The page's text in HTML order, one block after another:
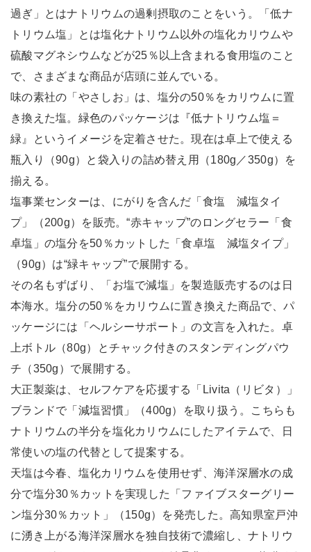
過ぎ」とはナトリウムの過剰摂取のことをいう。「低ナ
トリウム塩」とは塩化ナトリウム以外の塩化カリウムや
硫酸マグネシウムなどが25％以上含まれる食用塩のこと
で、さまざまな商品が店頭に並んでいる。
味の素社の「やさしお」は、塩分の50％をカリウムに置
き換えた塩。緑色のパッケージは『低ナトリウム塩＝
緑』というイメージを定着させた。現在は卓上で使える
瓶入り（90g）と袋入りの詰め替え用（180g／350g）を
揃える。
塩事業センターは、にがりを含んだ「食塩 減塩タイ
プ」（200g）を販売。“赤キャップ”のロングセラー「食
卓塩」の塩分を50％カットした「食卓塩 減塩タイプ」
（90g）は“緑キャップ”で展開する。
その名もずばり、「お塩で減塩」を製造販売するのは日
本海水。塩分の50％をカリウムに置き換えた商品で、パ
ッケージには「ヘルシーサポート」の文言を入れた。卓
上ボトル（80g）とチャック付きのスタンディングパウ
チ（350g）で展開する。
大正製薬は、セルフケアを応援する「Livita（リビタ）」
ブランドで「減塩習慣」（400g）を取り扱う。こちらも
ナトリウムの半分を塩化カリウムにしたアイテムで、日
常使いの塩の代替として提案する。
天塩は今春、塩化カリウムを使用せず、海洋深層水の成
分で塩分30％カットを実現した「ファイブスターグリー
ン塩分30％カット」（150g）を発売した。高知県室戸沖
に湧き上がる海洋深層水を独自技術で濃縮し、ナトリウ